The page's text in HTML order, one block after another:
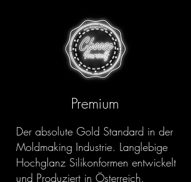
Premium
Der absolute Gold Standard in der
Moldmaking Industrie. Langlebige
Hochglanz Silikonformen entwickelt
und Produziert in Österreich.